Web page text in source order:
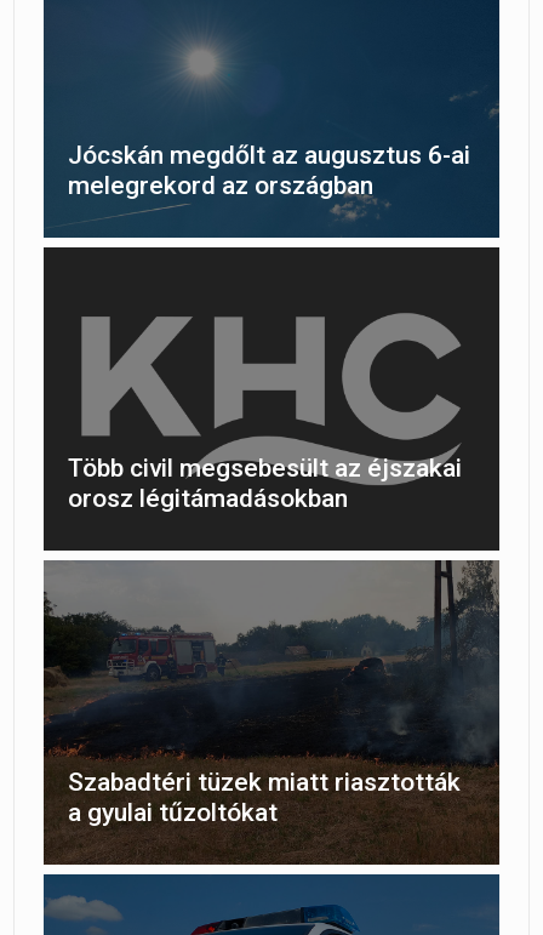
Jócskán megdőlt az augusztus 6-ai
melegrekord az országban
Több civil megsebesült az éjszakai
orosz légitámadásokban
Szabadtéri tüzek miatt riasztották
a gyulai tűzoltókat